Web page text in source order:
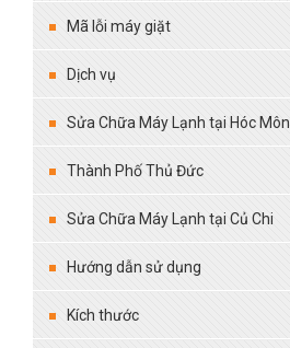
Mã lỗi máy giặt
Dịch vụ
Sửa Chữa Máy Lạnh tại Hóc Môn
Thành Phố Thủ Đức
Sửa Chữa Máy Lạnh tại Củ Chi
Hướng dẫn sử dụng
Kích thước